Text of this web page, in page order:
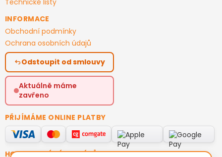
INFORMACE
Obchodní podmínky
Ochrana osobních údajů
Odstoupit od smlouvy
Aktuálně máme
zavřeno
PŘIJÍMÁME ONLINE PLATBY
HODNOCENÍ ZÁKAZNÍKŮ